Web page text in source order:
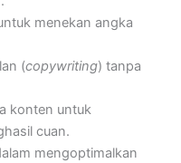
menekan angka
(copywriting) tanpa
konten untuk
cuan.
mengoptimalkan